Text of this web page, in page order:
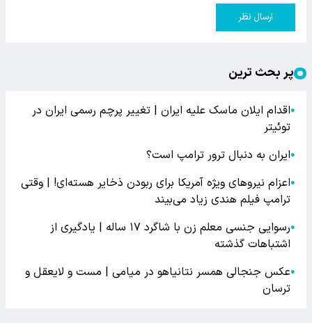
ارسال نظر
پر بحث ترین
●اقدام ایلان ماسک علیه ایران | تغییر پرچم رسمی ایران در
توئیتر
●ایران به دنبال ترور ترامپ است؟
●اعزام نیروهای ویژه آمریکا برای ربودن ذخایر هسته‌ای! | وقتی
ترامپ فیلم هندی زیاد می‌بیند
●
رسوایی جنسی معلم زن با شاگرد ۱۷ ساله | یادگیری از
اشتباهات گذشته
●عکس جنجالی همسر نتانیاهو در میامی | مست و لایعقل و
ترسان